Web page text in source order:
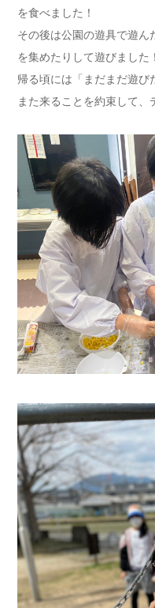
を食べました！
その後は公園の遊具で遊ん
を集めたりして遊びました！
帰る頃には「まだまだ遊び
また来ることを約束して、